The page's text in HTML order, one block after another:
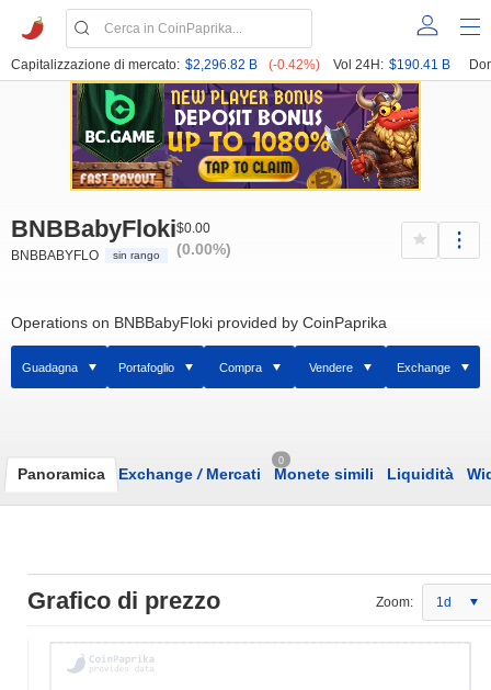
Capitalizzazione di mercato: $2,296.82 B (-0.42%) Vol 24H: $190.41 B
BNBBabyFloki
BNBBABYFLO sin rango
$0.00
(0.00%)
Operations on BNBBabyFloki provided by CoinPaprika
Guadagna Portafoglio Compra Vendere Exchange
Panoramica Exchange /Mercati
0
Monete simili Liquidità
Grafico di prezzo Zoom: 1d